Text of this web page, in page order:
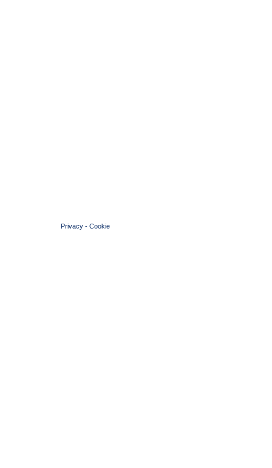
Privacy - Cookie